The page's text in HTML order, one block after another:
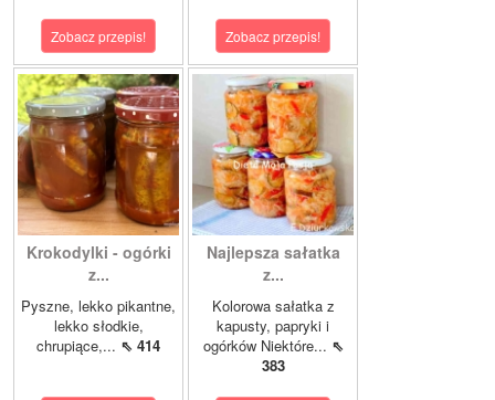
Zobacz przepis! Zobacz przepis!
Krokodylki - ogórki
z...
Pyszne, lekko pikantne,
lekko słodkie,
chrupiące,... ⇖ 414
Najlepsza sałatka
z...
Kolorowa sałatka z
kapusty, papryki i
ogórków Niektóre... ⇖
383